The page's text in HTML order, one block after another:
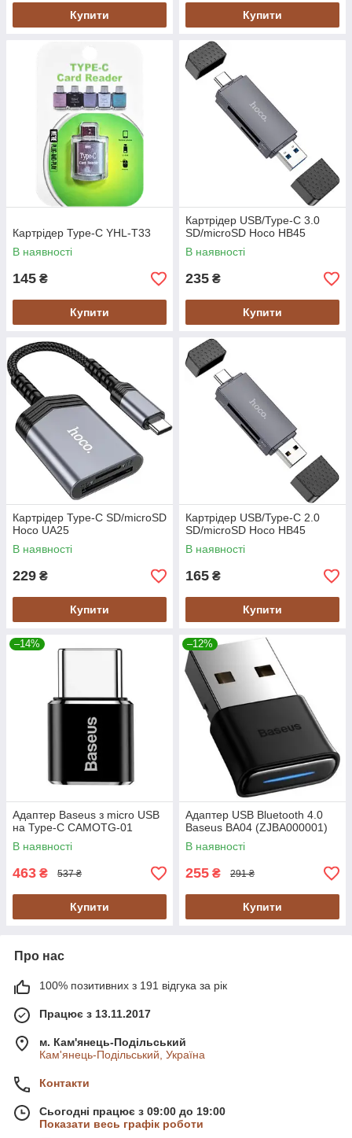
Купити Купити
Картрідер Type-C YHL-T33
В наявності
145 ₴
Купити
Картрідер USB/Type-C 3.0
SD/microSD Hoco HB45
В наявності
235 ₴
Купити
Картрідер Type-C SD/microSD
Hoco UA25
В наявності
229 ₴
Купити
Картрідер USB/Type-C 2.0
SD/microSD Hoco HB45
В наявності
165 ₴
Купити
–14%
Адаптер Baseus з micro USB
на Type-C CAMOTG-01
В наявності
463 ₴ 537 ₴
Купити
–12%
Адаптер USB Bluetooth 4.0
Baseus BA04 (ZJBA000001)
В наявності
255 ₴ 291 ₴
Купити
Про нас
100% позитивних з 191 відгука за рік
Працює з 13.11.2017
м. Кам'янець-Подільський
Кам'янець-Подільський, Україна
Контакти
Сьогодні працює з 09:00 до 19:00
Показати весь графік роботи